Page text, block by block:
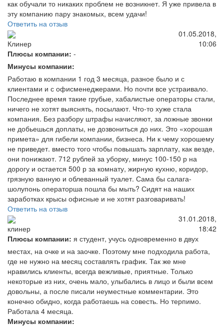
как обучали то никаких проблем не возникнет. Я уже привела в
эту компанию пару знакомых, всем удачи!
Ответить на отзыв
Клинер
01.05.2018,
10:06
Плюсы компании: -
Минусы компании:
Работаю в компании 1 год 3 месяца, разное было и с
клиентами и с офисменеджерами. Но почти все устраивало.
Последнее время такие грубые, хабалистые операторы стали,
ничего не хотят выяснять, посылают. Что-то хуже стала
компания. Без разбору штрафы начисляют, за ложные звонки
не добьешься доплаты, не дозвониться до них. Это «хорошая
примета» для гибели компании, бизнеса. Ни к чему хорошему
не приведет. вместо того чтобы повышать зарплату, как везде,
они понижают. 712 рублей за уборку, минус 100-150 р на
дорогу и остается 500 р за комнату, жирную кухню, коридор,
грязную ванную и облеванный туалет. Сама бы салага-
шолупонь операторша пошла бы мыть? Сидят на наших
заработках крысы офисные и не хотят разговаривать!
Ответить на отзыв
клинер
31.01.2018,
18:42
Плюсы компании: я студент, учусь одновременно в двух
местах, на очке и на заочке. Поэтому мне подходила работа,
где не нужно на месяц составлять график. Так же мне
нравились клиенты, всегда вежливые, приятные. Только
некоторые из них, очень мало, улыбались в лицо и были всем
довольны, а после писали неуместные комментарии. Это
конечно обидно, когда работаешь на совесть. Но терпимо.
Работала 4 месяца.
Минусы компании: